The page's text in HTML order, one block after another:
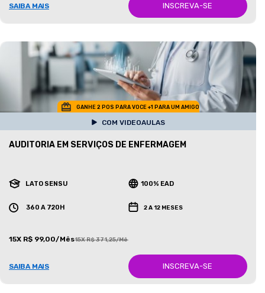
SAIBA MAIS INSCREVA-SE
GANHE 2 POS PARA VOCE +1 PARA UM AMIGO
COM VIDEOAULAS
AUDITORIA EM SERVIÇOS DE ENFERMAGEM
LATO SENSU 100% EAD
360 A 720H 2 A 12 MESES
15X R$ 99,00/Mês15X R$ 371,25/Mês
SAIBA MAIS INSCREVA-SE